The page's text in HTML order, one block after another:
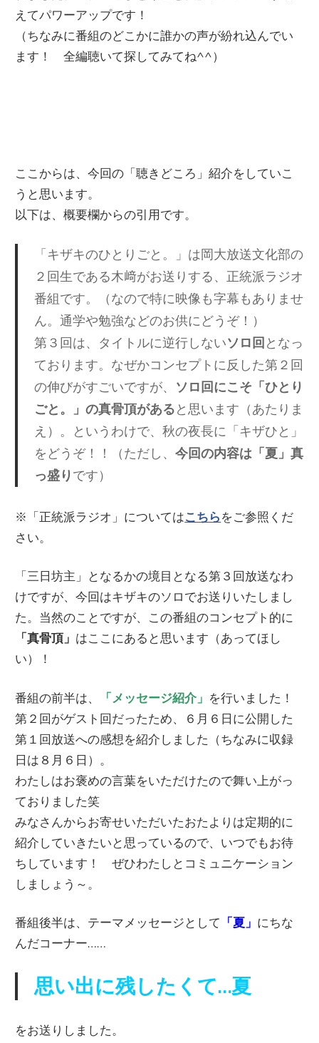
えてパワーアップです！
（ちなみに番組のどこかに誰かの声が紛れ込んでい
ます！ 全編聴いて探してみてね^^）
ここからは、今回の「聴きどころ」紹介をしていこ
うと思います。
以下は、概要欄からの引用です。
「キザキのひとりごと。」は岡大放送文化部の
２回生である木﨑がお送りする、正統派ラジオ
番組です。（なので特に映像も字幕もありませ
ん。通学や勉強などのお供にどうぞ！）
第３回は、タイトルに逆行しないソロ回 となっ
ております。なぜかコンセプトに反した第２回
の伸びがすごいですが、
ソロ回にこそ「ひとり
ごと。」の真骨頂があると思います（あたりま
え）。というわけで、秋の夜長に「キザひと」
をどうぞ！！（ただし、 今回の内容は「夏」真
っ盛りです）
※「正統派ラジオ」についてはこちらをご参照くだ
さい。
「三日坊主」となるかの境目となる第３回放送なわ
けですが、今回はキザキのソロでお送りいたしまし
た。当然のことですが、この番組のコンセプト的に
「真骨頂」 はここにあると思います（あってほし
い）！
番組の前半は、 「メッセージ紹介」 を行いました！
第２回がゲスト回だったため、６月６日に公開した
第１回放送への感想を紹介しました（ちなみに収録
日は８月６日）。
わたしはお褒めの言葉をいただけたので舞い上がっ
ておりました笑
みなさんからお寄せいただいたおたよりは定期的に
紹介していきたいと思っているので、いつでもお待
ちしています！ ぜひわたしとコミュニケーション
しましょう～。
番組後半は、テーマメッセージとして 「夏」 にちな
んだコーナー……
思い出に残したくて…夏
をお送りしました。